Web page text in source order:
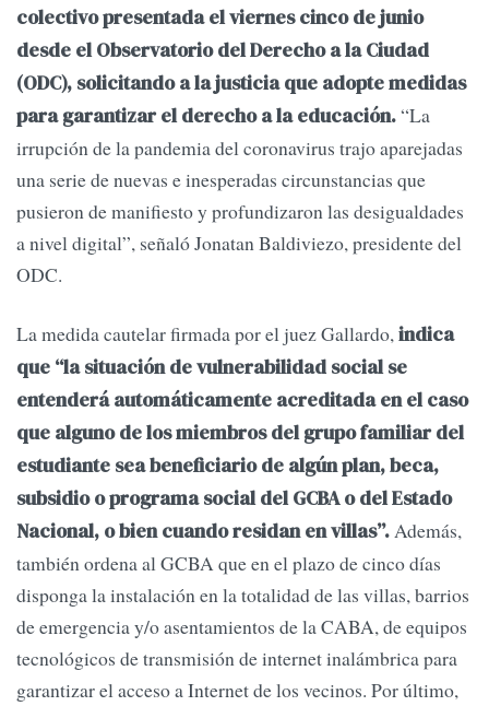
colectivo presentada el viernes cinco de junio
desde el Observatorio del Derecho a la Ciudad
(ODC), solicitando a la justicia que adopte medidas
para garantizar el derecho a la educación.“La
irrupción de la pandemia del coronavirus trajo aparejadas
una serie de nuevas e inesperadas circunstancias que
pusieron de manifiesto y profundizaron las desigualdades
a nivel digital”, señaló Jonatan Baldiviezo, presidente del
ODC.
La medida cautelar firmada por el juez Gallardo,indica
que “la situación de vulnerabilidad social se
entenderá automáticamente acreditada en el caso
que alguno de los miembros del grupo familiar del
estudiante sea beneficiario de algún plan, beca,
subsidio o programa social del GCBA o del Estado
Nacional, o bien cuando residan en villas”.Además,
también ordena al GCBA que en el plazo de cinco días
disponga la instalación en la totalidad de las villas, barrios
de emergencia y/o asentamientos de la CABA, de equipos
tecnológicos de transmisión de internet inalámbrica para
garantizar el acceso a Internet de los vecinos. Por último,